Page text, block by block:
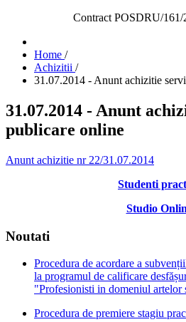
Contract POSDRU/161/
Home /
Achizitii /
31.07.2014 - Anunt achizitie
31.07.2014 - Anunt
publicare online
Anunt achizitie nr 22/31.07.2014
Studenti
Studio
Noutati
Procedura de acordare a
la programul de calificare
"Profesionisti in domeniul
Procedura de premiere stagiu